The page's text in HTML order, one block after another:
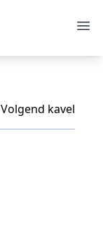
Volgend kavel